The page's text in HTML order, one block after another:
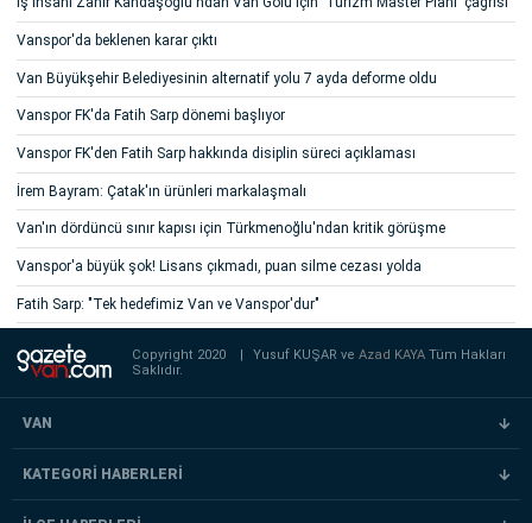
Vanspor'da beklenen karar çıktı
Van Büyükşehir Belediyesinin alternatif yolu 7 ayda deforme oldu
Vanspor FK'da Fatih Sarp dönemi başlıyor
Vanspor FK'den Fatih Sarp hakkında disiplin süreci açıklaması
İrem Bayram: Çatak'ın ürünleri markalaşmalı
Van'ın dördüncü sınır kapısı için Türkmenoğlu'ndan kritik görüşme
Vanspor'a büyük şok! Lisans çıkmadı, puan silme cezası yolda
Fatih Sarp: "Tek hedefimiz Van ve Vanspor'dur"
Copyright 2020 Yusuf KUŞAR veAzad KAYATüm Hakları
Saklıdır.
VAN
KATEGORİ HABERLERİ